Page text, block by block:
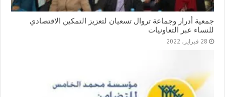
جمعية أدرار وجماعة تروال تسعيان لتعزيز التمكين الاقتصادي
للنساء عبر التعاونيات
28 فبراير، 2022